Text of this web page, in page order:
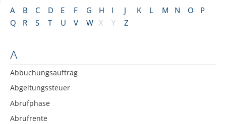
A B C D E F G H I J K L M N O
P
Q
R S T U V W X Y Z
A
Abbuchungsauftrag
Abgeltungssteuer
Abrufphase
Abrufrente